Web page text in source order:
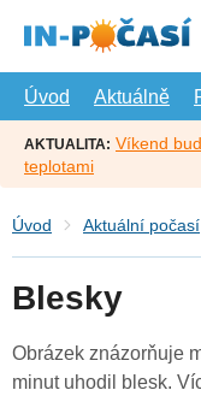
hlavní
Úvod
Aktuálně
AKTUALITA: Víkend
teplotami
Úvod Aktuální počasí
Blesky
Obrázek znázorňuje
minut uhodil blesk.